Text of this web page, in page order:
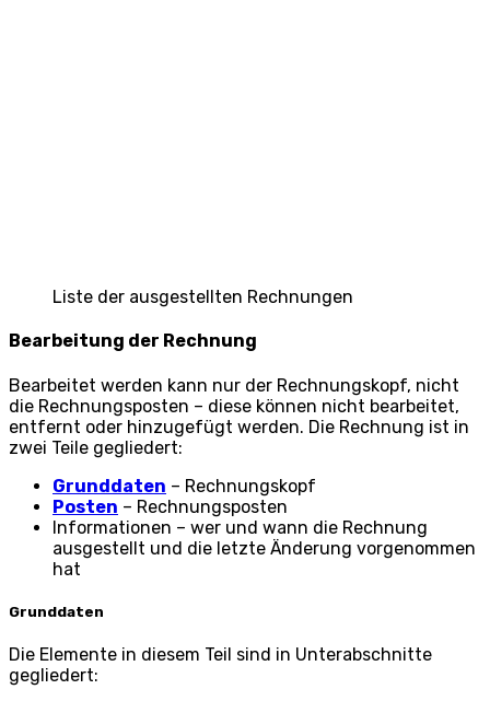
Liste der ausgestellten Rechnungen
Bearbeitung der Rechnung
Bearbeitet werden kann nur der Rechnungskopf, nicht
die Rechnungsposten – diese können nicht bearbeitet,
entfernt oder hinzugefügt werden. Die Rechnung ist in
zwei Teile gegliedert:
Grunddaten – Rechnungskopf
Posten – Rechnungsposten
Informationen – wer und wann die Rechnung
ausgestellt und die letzte Änderung vorgenommen
hat
Grunddaten
Die Elemente in diesem Teil sind in Unterabschnitte
gegliedert: